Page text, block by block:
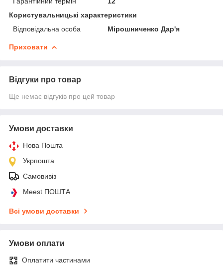
Користувальницькі характеристики
Відповідальна особа
Мірошниченко Дар'я
Приховати
Відгуки про товар
Ще немає відгуків про цей товар
Умови доставки
Нова Пошта
Укрпошта
Самовивіз
Meest ПОШТА
Всі умови доставки
Умови оплати
Оплатити частинами